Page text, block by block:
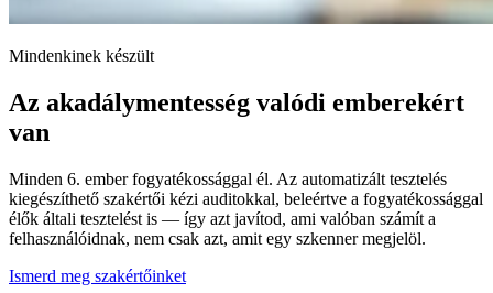
Mindenkinek készült
Az akadálymentesség valódi emberekért
van
Minden 6. ember fogyatékossággal él. Az automatizált tesztelés
kiegészíthető szakértői kézi auditokkal, beleértve a fogyatékossággal
élők általi tesztelést is — így azt javítod, ami valóban számít a
felhasználóidnak, nem csak azt, amit egy szkenner megjelöl.
Ismerd meg szakértőinket